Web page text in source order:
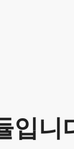
입니